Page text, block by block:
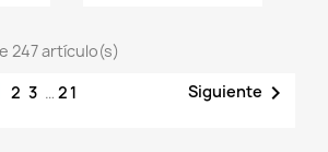
panier
247 artículo(s)
2 3 … 21 Siguiente 